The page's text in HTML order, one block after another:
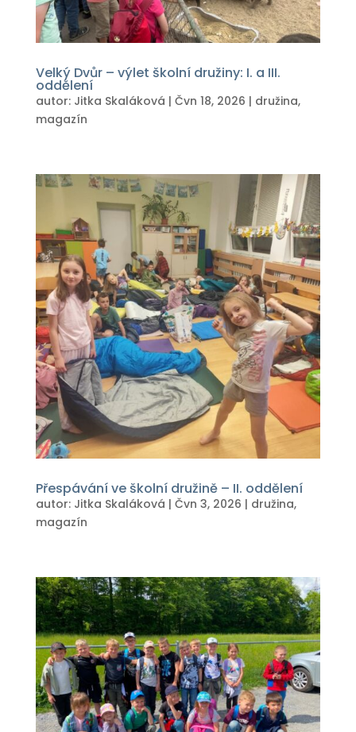
Velký Dvůr – výlet školní družiny: I. a III.
oddělení
autor: Jitka Skaláková | Čvn 18, 2026 | družina,
magazín
Přespávání ve školní družině – II. oddělení
autor: Jitka Skaláková | Čvn 3, 2026 | družina,
magazín